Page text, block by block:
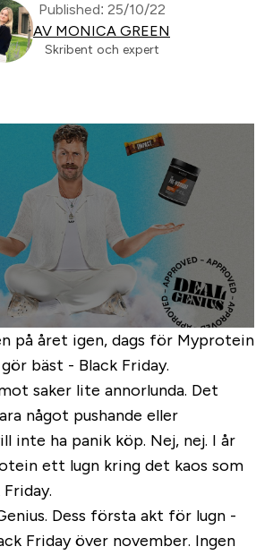
Published: 25/10/22
AV MONICA GREEN
Skribent och expert
på året igen, dags för Myprotein
bäst - Black Friday.
saker lite annorlunda. Det
något pushande eller
inte ha panik köp. Nej, nej. I år
ett lugn kring det kaos som
Dess första akt för lugn -
Friday över november. Ingen